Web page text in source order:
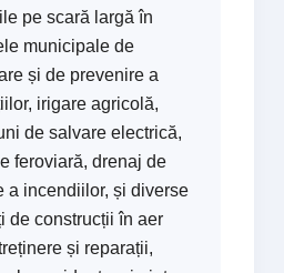
pe scară largă în
municipale de
și de prevenire a
irigare agricolă,
de salvare electrică,
feroviară, drenaj de
a incendiilor, și diverse
de construcții în aer
și reparații,